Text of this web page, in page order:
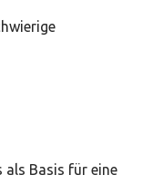
als Basis für eine